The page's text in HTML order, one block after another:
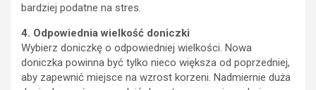
bardziej podatne na stres.
4. Odpowiednia wielkość doniczki
Wybierz doniczkę o odpowiedniej wielkości. Nowa
doniczka powinna być tylko nieco większa od poprzedniej,
aby zapewnić miejsce na wzrost korzeni. Nadmiernie duża